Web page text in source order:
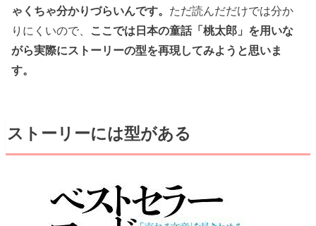
ゃくちゃ分かりづらいんです。 ただ読んだだけでは分か
りにくいので、 ここでは日本の童話「桃太郎」を用いな
がら実際にストーリーの型を再現してみようと思いま
す。
ストーリーには型がある